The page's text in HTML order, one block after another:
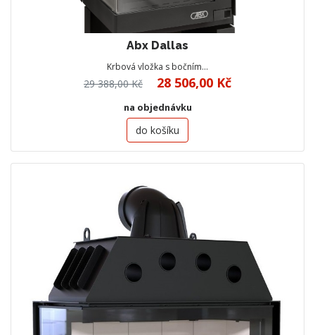
Abx Dallas
Krbová vložka s bočním…
29 388,00 Kč 28 506,00 Kč
na objednávku
do košíku